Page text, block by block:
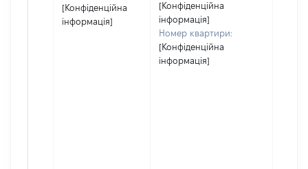
[Конфіденційна
інформація]
[Конфіденційна
інформація]
Номер квартири:
[Конфіденційна
інформація]